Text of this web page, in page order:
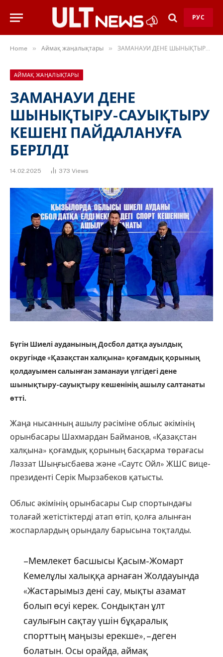
РУС
Home » Аймақ жаңалықтары » ЗАМАНАУИ ДЕНЕ ШЫНЫҚТЫРУ-САУЫҚТЫРУ КЕШЕНІ ПАЙДАЛАНУҒА БЕРІЛДІ
АЙМАҚ ЖАҢАЛЫҚТАРЫ
ЗАМАНАУИ ДЕНЕ
ШЫНЫҚТЫРУ-САУЫҚТЫРУ
КЕШЕНІ ПАЙДАЛАНУҒА
БЕРІЛДІ
14.02.2025 373 Views
Бүгін Шиелі ауданының Досбол датқа ауылдық
округінде «Қазақстан халқына» қоғамдық қорының
қолдауымен салынған заманауи үлгідегі дене
шынықтыру-сауықтыру кешенінің ашылу салтанаты
өтті.
Жаңа нысанның ашылу рәсіміне облыс әкімінің
орынбасары Шахмардан Байманов, «Қазақстан
халқына» қоғамдық қорының басқарма төрағасы
Ләззат Шыңғысбаева және «Саутс Ойл» ЖШС вице-
президенті Серік Мырзабеков қатысты.
Облыс әкімінің орынбасары Сыр спортындағы
толағай жетістіктерді атап өтіп, қолға алынған
жоспарлардың орындалу барысына тоқталды.
–Мемлекет басшысы Қасым-Жомарт
Кемелұлы халыққа арнаған Жолдауында
«Жастарымыз дені сау, мықты азамат
болып өсуі керек. Сондықтан ұлт
саулығын сақтау үшін бұқаралық
спорттың маңызы ерекше», – деген
болатын. Осы орайда, аймақ